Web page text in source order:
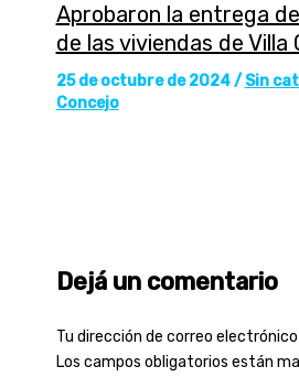
Aprobaron la entrega
de las viviendas de Villa
25 de octubre de 2024/ Sin
Concejo
Dejá un comentario
Tu dirección de correo
Los campos obligatorios están